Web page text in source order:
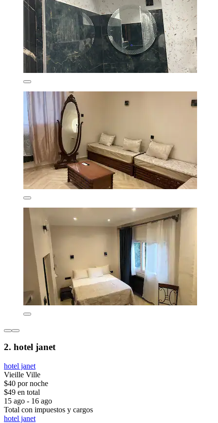
2. hotel janet
hotel janet
Vieille Ville
$40 por noche
$49 en total
15 ago - 16 ago
Total con impuestos y cargos
hotel janet